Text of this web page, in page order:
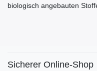
biologisch angebauten
Sicherer Online-Shop